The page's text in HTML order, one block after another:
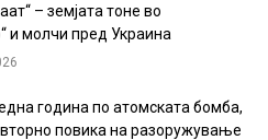
– земјата тоне во
и молчи пред Украина
година по атомската бомба,
повика на разоружување